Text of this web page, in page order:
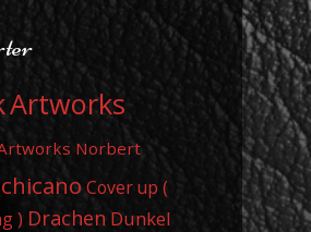
Artworks
Norbert
chicano Cover up (
) Drachen Dunkel